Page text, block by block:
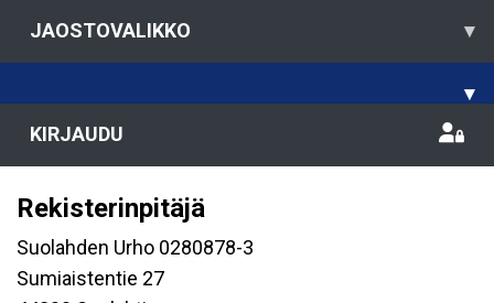
JAOSTOVALIKKO ▾
▾
KIRJAUDU
Rekisterinpitäjä
Suolahden Urho 0280878-3
Sumiaistentie 27